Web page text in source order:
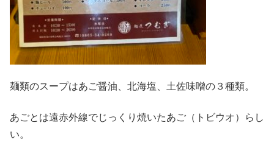
麺類のスープはあご醤油、北海塩、土佐味噌の３種類。
あごとは遠赤外線でじっくり焼いたあご（トビウオ）らし
い。